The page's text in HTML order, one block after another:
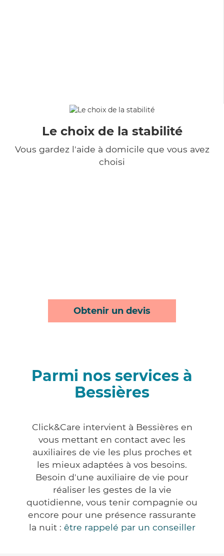
Le choix de la stabilité
Vous gardez l'aide à domicile que vous avez
choisi
Obtenir un devis
Parmi nos services à
Bessières
Click&Care intervient à Bessières en
vous mettant en contact avec les
auxiliaires de vie les plus proches et
les mieux adaptées à vos besoins.
Besoin d'une auxiliaire de vie pour
réaliser les gestes de la vie
quotidienne, vous tenir compagnie ou
encore pour une présence rassurante
la nuit : être rappelé par un conseiller